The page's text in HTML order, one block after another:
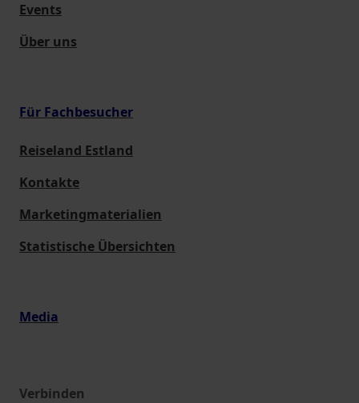
Events
Über uns
Für Fachbesucher
Reiseland Estland
Kontakte
Marketingmaterialien
Statistische Übersichten
Media
Verbinden